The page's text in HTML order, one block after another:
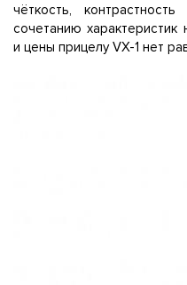
чёткость,
сочетанию характеристик
и цены прицелу VX-1 нет